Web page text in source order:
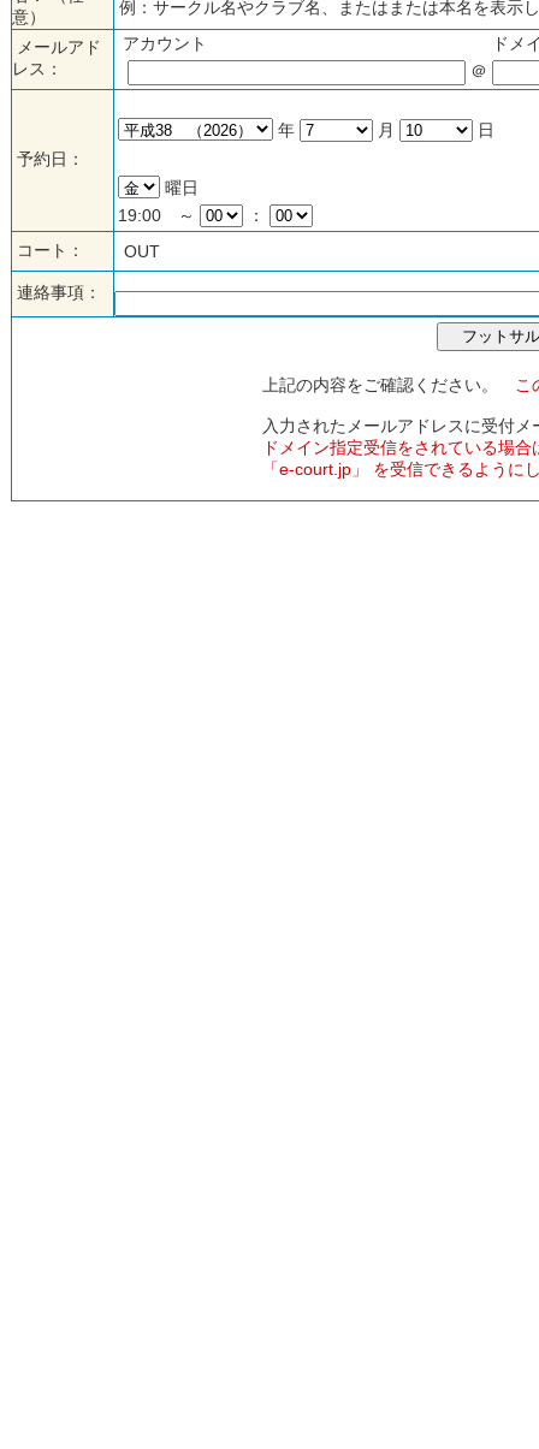
意）
例：サークル名やクラブ名、またはまたは本名を表示
メールアド
レス：
アカウント
ドメ
＠
予約日：
年 月 日
曜日
19:00 ～
：
コート：
OUT
連絡事項：
上記の内容をご確認ください。 こ
入力されたメールアドレスに受付
ドメイン指定受信をされている場合
「e-court.jp」 を受信できるように